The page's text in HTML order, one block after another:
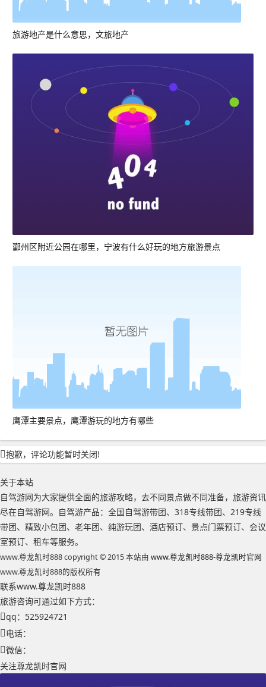
旅游地产是什么意思，文旅地产
鄞州区附近公园在哪里，宁波有什么好玩的地方旅游景点
鹰潭主要景点，鹰潭游玩的地方有哪些
抱歉，评论功能暂时关闭!
关于本站
自驾游网为大家提供全面的旅游攻略，去不同景点做不同准备，旅游资讯
尽在自驾游网。自驾游产品：全国自驾游带团、318专线带团、219专线
带团、精致小包团、老年团、纯游玩团、酒店预订、景点门票预订、会议
室预订、租车等服务。
www.尊龙凯时888 copyright © 2015 本站由 www.尊龙凯时888-尊龙凯时官网
www.尊龙凯时888的版权所有
联系www.尊龙凯时888
旅游咨询可通过如下方式：
qq：525924721
电话：
微信：
关注尊龙凯时官网